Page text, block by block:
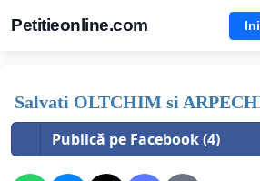
Petitieonline.com
Salvati OLTCHIM si
Publică pe Facebook (4)